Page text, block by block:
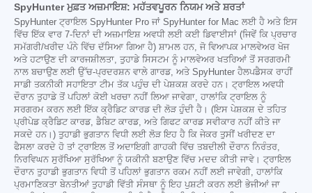
SpyHunter ਮੁਫ਼ਤ ਅਜ਼ਮਾਇਸ਼: ਮਹੱਤਵਪੂਰਨ ਨਿਯਮ ਅਤੇ ਸ਼ਰਤਾਂ
SpyHunter ਟ੍ਰਾਇਲ SpyHunter Pro ਜਾਂ SpyHunter for Mac ਲਈ ਹੈ ਅਤੇ ਇਸ
ਵਿੱਚ ਇੱਕ ਵਾਰ 7-ਦਿਨਾਂ ਦੀ ਅਜ਼ਮਾਇਸ਼ ਅਵਧੀ ਲਈ ਕਈ ਡਿਵਾਈਸਾਂ (ਜਿਵੇਂ ਕਿ ਪ੍ਰਚਾਰ
ਸਮੱਗਰੀ/ਖਰੀਦ ਪੰਨੇ ਵਿੱਚ ਦੱਸਿਆ ਗਿਆ ਹੈ) ਸ਼ਾਮਲ ਹਨ, ਜੋ ਵਿਆਪਕ ਮਾਲਵੇਅਰ ਖੋਜ
ਅਤੇ ਹਟਾਉਣ ਦੀ ਕਾਰਜਸ਼ੀਲਤਾ, ਤੁਹਾਡੇ ਸਿਸਟਮ ਨੂੰ ਮਾਲਵੇਅਰ ਖਤਰਿਆਂ ਤੋਂ ਸਰਗਰਮੀ
ਨਾਲ ਬਚਾਉਣ ਲਈ ਉੱਚ-ਪ੍ਰਦਰਸ਼ਨ ਵਾਲੇ ਗਾਰਡ, ਅਤੇ SpyHunter ਹੈਲਪਡੈਸਕ ਰਾਹੀਂ
ਸਾਡੀ ਤਕਨੀਕੀ ਸਹਾਇਤਾ ਟੀਮ ਤੱਕ ਪਹੁੰਚ ਦੀ ਪੇਸ਼ਕਸ਼ ਕਰਦੇ ਹਨ। ਟ੍ਰਾਇਲ ਅਵਧੀ
ਦੌਰਾਨ ਤੁਹਾਡੇ ਤੋਂ ਪਹਿਲਾਂ ਕੋਈ ਖਰਚਾ ਨਹੀਂ ਲਿਆ ਜਾਵੇਗਾ, ਹਾਲਾਂਕਿ ਟ੍ਰਾਇਲ ਨੂੰ
ਸਰਗਰਮ ਕਰਨ ਲਈ ਇੱਕ ਕ੍ਰੈਡਿਟ ਕਾਰਡ ਦੀ ਲੋੜ ਹੁੰਦੀ ਹੈ। (ਇਸ ਪੇਸ਼ਕਸ਼ ਦੇ ਤਹਿਤ
ਪ੍ਰੀਪੇਡ ਕ੍ਰੈਡਿਟ ਕਾਰਡ, ਡੈਬਿਟ ਕਾਰਡ, ਅਤੇ ਗਿਫਟ ਕਾਰਡ ਸਵੀਕਾਰ ਨਹੀਂ ਕੀਤੇ ਜਾ
ਸਕਦੇ ਹਨ।) ਤੁਹਾਡੀ ਭੁਗਤਾਨ ਵਿਧੀ ਲਈ ਲੋੜ ਇਹ ਹੈ ਕਿ ਜੇਕਰ ਤੁਸੀਂ ਖਰੀਦਣ ਦਾ
ਫੈਸਲਾ ਕਰਦੇ ਹੋ ਤਾਂ ਟ੍ਰਾਇਲ ਤੋਂ ਅਦਾਇਗੀ ਗਾਹਕੀ ਵਿੱਚ ਤਬਦੀਲੀ ਦੌਰਾਨ ਨਿਰੰਤਰ,
ਨਿਰਵਿਘਨ ਸੁਰੱਖਿਆ ਸੁਰੱਖਿਆ ਨੂੰ ਯਕੀਨੀ ਬਣਾਉਣ ਵਿੱਚ ਮਦਦ ਕੀਤੀ ਜਾਵੇ। ਟ੍ਰਾਇਲ
ਦੌਰਾਨ ਤੁਹਾਡੀ ਭੁਗਤਾਨ ਵਿਧੀ ਤੋਂ ਪਹਿਲਾਂ ਭੁਗਤਾਨ ਰਕਮ ਨਹੀਂ ਲਈ ਜਾਵੇਗੀ, ਹਾਲਾਂਕਿ
ਪ੍ਰਮਾਣਿਕਤਾ ਬੇਨਤੀਆਂ ਤੁਹਾਡੀ ਵਿੱਤੀ ਸੰਸਥਾ ਨੂੰ ਇਹ ਪੁਸ਼ਟੀ ਕਰਨ ਲਈ ਭੇਜੀਆਂ ਜਾ